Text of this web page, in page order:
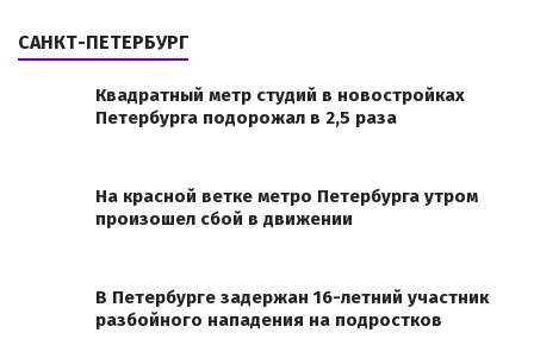
САНКТ-ПЕТЕРБУРГ
Квадратный метр студий в новостройках
Петербурга подорожал в 2,5 раза
На красной ветке метро Петербурга утром
произошел сбой в движении
В Петербурге задержан 16-летний участник
разбойного нападения на подростков